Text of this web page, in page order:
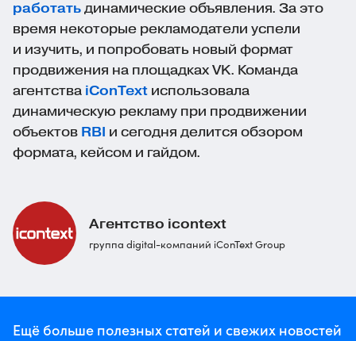
работать динамические объявления. За это
время некоторые рекламодатели успели
и изучить, и попробовать новый формат
продвижения на площадках VK. Команда
агентства iConText использовала
динамическую рекламу при продвижении
объектов RBI и сегодня делится обзором
формата, кейсом и гайдом.
Агентство icontext
группа digital-компаний iConText Group
Ещё больше полезных статей и свежих новостей